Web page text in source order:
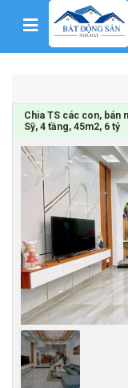
Skip to content
Chia TS các con, bán
Sỹ, 4 tầng, 45m2, 6 tỷ